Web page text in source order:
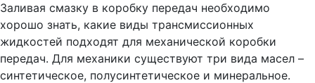
Заливая смазку в коробку передач необходимо
хорошо знать, какие виды трансмиссионных
жидкостей подходят для механической коробки
передач. Для механики существуют три вида масел –
синтетическое, полусинтетическое и минеральное.